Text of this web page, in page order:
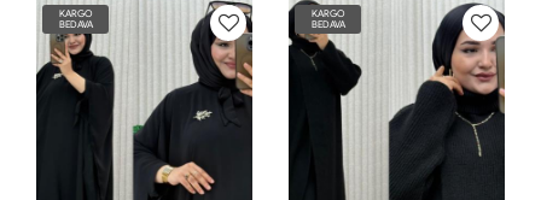
KARGO
BEDAVA
KARGO
BEDAVA